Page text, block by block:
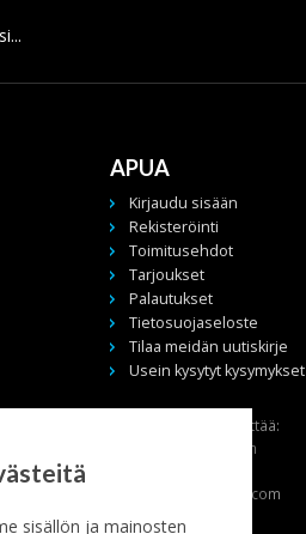
sisällön ja mainosten
APUA
Kirjaudu sisään
Rekisteröinti
Toimitusehdot
Tarjoukset
Palautukset
Tietosuojaseloste
Tilaa meidän uutiskirje
Usein kysytyt kysymykset
Kysymyksiä voit lähettää:
info@mokkimies.com
etunimi@mokkimies.com